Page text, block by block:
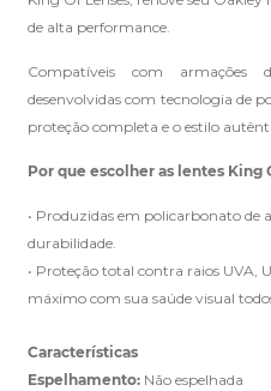
Clique aquie peça ajuda
de alta performance.
Compatíveis com armações
desenvolvidas com tecnologia de
proteção completa e o estilo
Por que escolher as lentes King
• Produzidas em policarbonato de
durabilidade.
• Proteção total contra raios UVA,
máximo com sua saúde visual
Características
Espelhamento: Não espelhada